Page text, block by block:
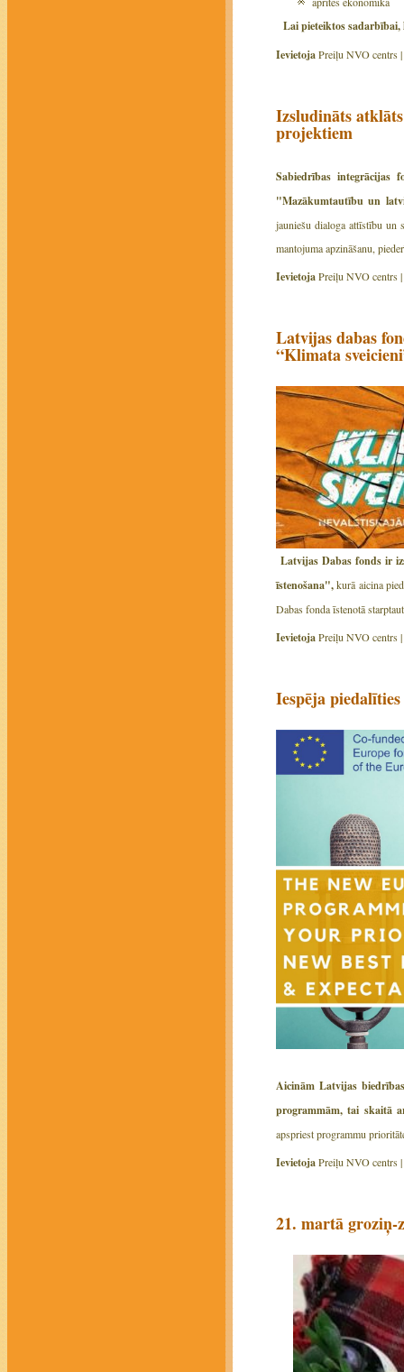
Lai pieteiktos
IevietojaPreiļu NVO centrs |
Izsludināts
projektiem
Sabiedrības integrācijas
"Mazākumtautību un
jauniešu dialoga attīstību un
mantojuma apzināšanu,
IevietojaPreiļu NVO centrs |
Latvijas dabas
“Klimata
Latvijas Dabas fonds ir
īstenošana",kurā aicina
Dabas fonda īstenotā
IevietojaPreiļu NVO centrs |
Iespēja
Aicinām Latvijas
programmām, tai skaitā
apspriest programmu
IevietojaPreiļu NVO centrs |
21. martā